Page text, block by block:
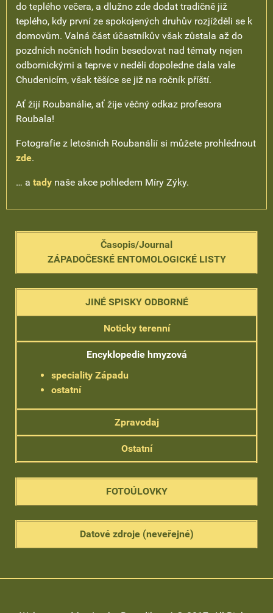
do teplého večera, a dlužno zde dodat tradičně již
teplého, kdy první ze spokojených druhův rozjížděli se k
domovům. Valná část účastníkův však zůstala až do
pozdních nočních hodin besedovat nad tématy nejen
odbornickými a teprve v neděli dopoledne dala vale
Chudenicím, však těšíce se již na ročník příští.
Ať žijí Roubanálie, ať žije věčný odkaz profesora
Roubala!
Fotografie z letošních Roubanálií si můžete prohlédnout
zde.
… a tady naše akce pohledem Míry Zýky.
Časopis/Journal
ZÁPADOČESKÉ ENTOMOLOGICKÉ LISTY
JINÉ SPISKY ODBORNÉ
Noticky terenní
Encyklopedie hmyzová
speciality Západu
ostatní
Zpravodaj
Ostatní
FOTOÚLOVKY
Datové zdroje (neveřejné)